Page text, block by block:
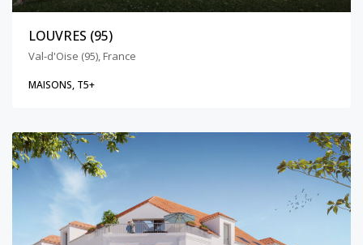
LOUVRES (95)
Val-d'Oise (95), France
MAISONS, T5+